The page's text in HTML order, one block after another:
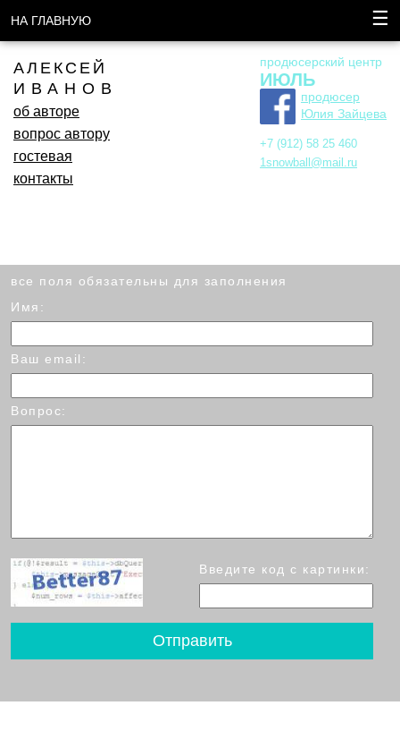
НА ГЛАВНУЮ ☰
АЛЕКСЕЙ
ИВАНОВ
об авторе
вопрос автору
гостевая
контакты
продюсерский центр
ИЮЛЬ
продюсер
Юлия Зайцева
+7 (912) 58 25 460
1snowball@mail.ru
все поля обязательны для заполнения
Имя:
Ваш email:
Вопрос:
Введите код с картинки: